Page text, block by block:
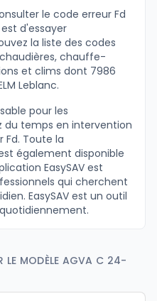
le code erreur Fd
d'essayer
la liste des codes
chauffe-
et clims dont 7986
Leblanc.
pour les
du temps en intervention
Toute la
également disponible
EasySAV est
qui cherchent
EasySAV est un outil
LE MODÈLE AGVA C 24-